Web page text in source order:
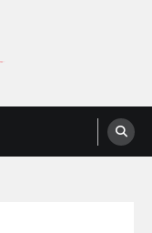
CG BHUIYAN
KHASARA,छत्तीसगढ़ भू-